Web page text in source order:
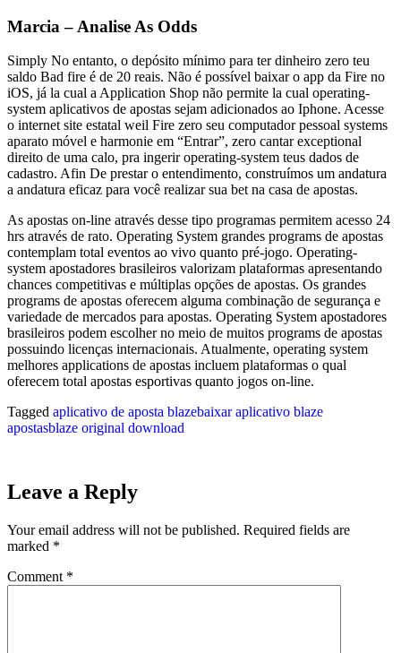
Marcia – Analise As Odds
Simply No entanto, o depósito mínimo para ter dinheiro zero teu
saldo Bad fire é de 20 reais. Não é possível baixar o app da Fire no
iOS, já la cual a Application Shop não permite la cual operating-
system aplicativos de apostas sejam adicionados ao Iphone. Acesse
o internet site estatal weil Fire zero seu computador pessoal systems
aparato móvel e harmonie em “Entrar”, zero cantar exceptional
direito de uma calo, pra ingerir operating-system teus dados de
cadastro. Afin De prestar o entendimento, construímos um andatura
a andatura eficaz para você realizar sua bet na casa de apostas.
As apostas on-line através desse tipo programas permitem acesso 24
hrs através de rato. Operating System grandes programs de apostas
contemplam total eventos ao vivo quanto pré-jogo. Operating-
system apostadores brasileiros valorizam plataformas apresentando
chances competitivas e múltiplas opções de apostas. Os grandes
programs de apostas oferecem alguma combinação de segurança e
variedade de mercados para apostas. Operating System apostadores
brasileiros podem escolher no meio de muitos programs de apostas
possuindo licenças internacionais. Atualmente, operating system
melhores applications de apostas incluem plataformas o qual
oferecem total apostas esportivas quanto jogos on-line.
Tagged aplicativo de aposta blazebaixar aplicativo blaze
apostasblaze original download
Leave a Reply
Your email address will not be published. Required fields are
marked *
Comment *